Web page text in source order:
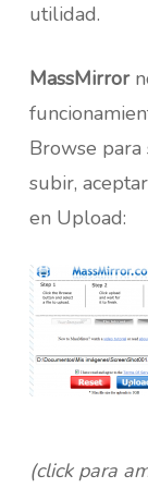
utilidad.
MassMirror
Browse
subir,
en Upload:
(click para